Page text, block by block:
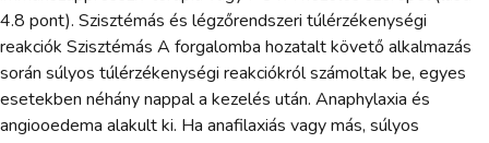
4.8 pont). Szisztémás és légzőrendszeri túlérzékenységi
reakciók Szisztémás A forgalomba hozatalt követő alkalmazás
során súlyos túlérzékenységi reakciókról számoltak be, egyes
esetekben néhány nappal a kezelés után. Anaphylaxia és
angiooedema alakult ki. Ha anafilaxiás vagy más, súlyos